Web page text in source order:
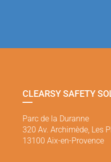
CLEARSY SAFETY
Parc de la Duranne
320 Av. Archimède, Les
13100 Aix-en-Provence